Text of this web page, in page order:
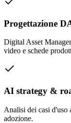
Progettazione
Digital Asset
video e schede
AI strategy &
Analisi dei casi d'uso
adozione.